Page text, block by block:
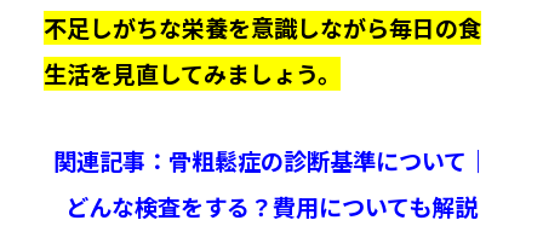
不足しがちな栄養を意識しながら毎日の食
生活を見直してみましょう。
関連記事：骨粗鬆症の診断基準について｜
どんな検査をする？費用についても解説